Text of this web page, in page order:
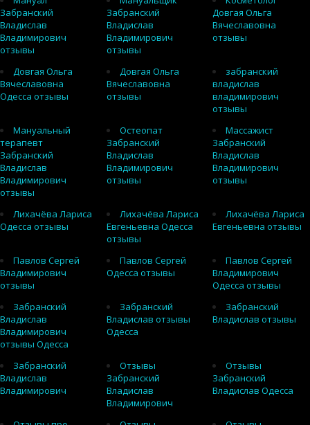
Забранский
Владислав
Владимирович
отзывы
Забранский
Владислав
Владимирович
отзывы
Довгая Ольга
Вячеславовна
отзывы
Довгая Ольга
Вячеславовна
Одесса отзывы
Довгая Ольга
Вячеславовна
отзывы
забранский
владислав
владимирович
отзывы
Мануальный
терапевт
Забранский
Владислав
Владимирович
отзывы
Остеопат
Забранский
Владислав
Владимирович
отзывы
Массажист
Забранский
Владислав
Владимирович
отзывы
Лихачёва Лариса
Одесса отзывы
Лихачёва Лариса
Евгеньевна Одесса
отзывы
Лихачёва Лариса
Евгеньевна отзывы
Павлов Сергей
Владимирович
отзывы
Павлов Сергей
Одесса отзывы
Павлов Сергей
Владимирович
Одесса отзывы
Забранский
Владислав
Владимирович
отзывы Одесса
Забранский
Владислав отзывы
Одесса
Забранский
Владислав отзывы
Забранский
Владислав
Владимирович
Отзывы
Забранский
Владислав
Владимирович
Отзывы
Забранский
Владислав Одесса